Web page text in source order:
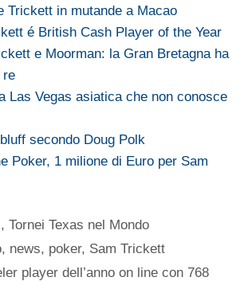
Trickett in mutande a Macao
é British Cash Player of the Year
e Moorman: la Gran Bretagna ha
re
Las Vegas asiatica che non conosce
secondo Doug Polk
Poker, 1 milione di Euro per Sam
,Tornei Texas nel Mondo
, news, poker, Sam Trickett
player dell’anno on line con 768